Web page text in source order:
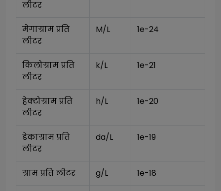
लीटर
मेगाग्राम प्रति
लीटर
M/L 1e-24
किलोग्राम प्रति
लीटर
k/L 1e-21
हेक्टोग्राम प्रति
लीटर
h/L 1e-20
डेकाग्राम प्रति
लीटर
da/L 1e-19
ग्राम प्रति लीटर g/L 1e-18